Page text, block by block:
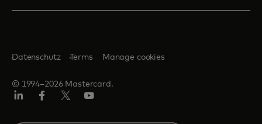
© 1994–2026 Mastercard.
Datenschutz Terms Manage cookies